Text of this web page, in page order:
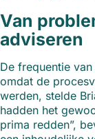
Van
adviseren
De frequentie
omdat de
werden, stelde
hadden het
prima redden”,